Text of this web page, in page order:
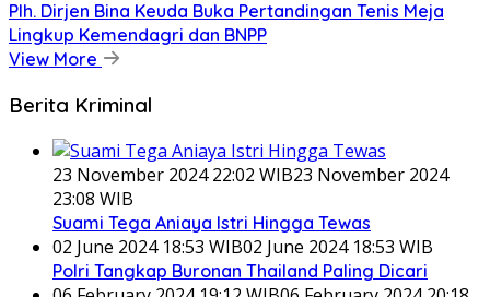
Plh. Dirjen Bina Keuda Buka Pertandingan Tenis Meja
Lingkup Kemendagri dan BNPP
View More
Berita Kriminal
23 November 2024 22:02 WIB23 November 2024
23:08 WIB
Suami Tega Aniaya Istri Hingga Tewas
02 June 2024 18:53 WIB02 June 2024 18:53 WIB
Polri Tangkap Buronan Thailand Paling Dicari